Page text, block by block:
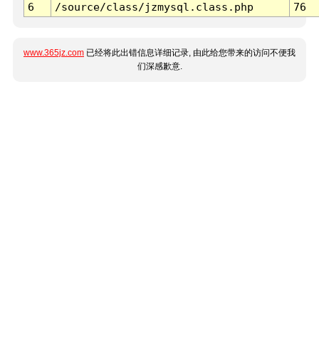
6
/source/class/jzmysql.class.php 76
www.365jz.com 已经将此出错信息详细记录, 由此给您带来的访问不便我
们深感歉意.